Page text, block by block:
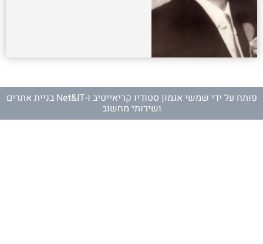
פותח על ידי שמשי אגמון סטודיו קריאייטיב ו- Net&IT בניית אתרים
ושירותי מחשוב